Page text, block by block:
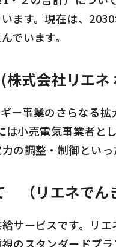
ます。現在は、
でいます。
式会社リエ
ー事業のさらなる
小売電気事業者と
の調整・制御とい
（リエネで
サービスです。リ
のスタンダードプ